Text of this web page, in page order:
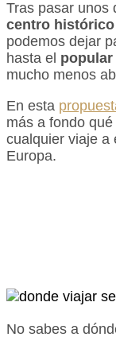
Tras pasar unos
centro
podemos dejar
hasta el popular
mucho menos
En esta
más a fondo
cualquier viaje a
Europa.
No sabes a